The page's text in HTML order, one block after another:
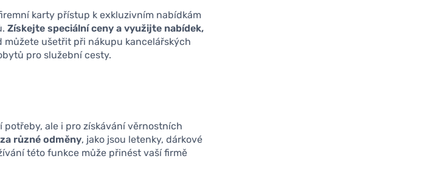
karty přístup k exkluzivním nabídkám
Získejte speciální ceny a využijte nabídek,
můžete ušetřit při nákupu kancelářských
pro služební cesty.
ale i pro získávání věrnostních
různé odměny, jako jsou letenky, dárkové
této funkce může přinést vaší firmě